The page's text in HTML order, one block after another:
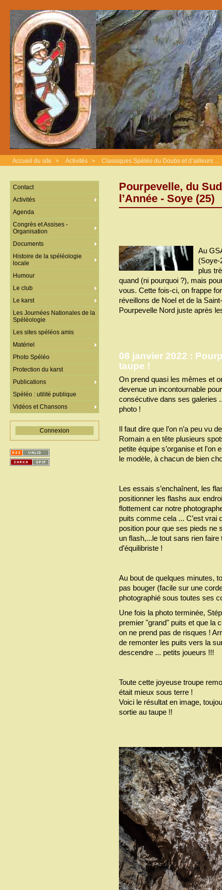
Accueil du site > Activités > Classiques Spéléo du Doubs et d’ailleurs ...
Pourpevelle, du
l’Année - Soye (25)
Au
(Soye-
plus
quand (ni pourquoi ?), mais
vous. Cette fois-ci, on frappe
réveillons de Noel et de la
Pourpevelle Nord juste après
08 janvier 2022 :
taupe !
On prend quasi les mêmes et
devenue un incontournable
consécutive dans ses galeries
photo !
Il faut dire que l’on n’a peu vu
Romain a en tête plusieurs
petite équipe s’organise et
le modèle, à chacun de bien
Les essais s’enchaînent, les
positionner les flashs aux
flottement car notre
puits comme cela ... C’est vrai
position pour que ses pieds ne
un flash,...le tout sans rien
d’équilibriste !
Au bout de quelques minutes,
pas bouger (facile sur une
photographié sous toutes ses
Une fois la photo terminée,
premier "grand" puits et que la
on ne prend pas de risques !
de remonter les puits vers la
descendre ... petits joueurs !!!
Toute cette joyeuse troupe
était mieux sous terre !
Voici le résultat en image,
sortie au taupe !!
Contact
Activités
Agenda
Congrès et Assises -
Organisation
Documents
Histoire de la spéléologie
locale
Humour
Le club
Le karst
Les Journées Nationales de la
Spéléologie
Les sites spéléos amis
Matériel
Photo Spéléo
Protection du karst
Publications
Spéléo : utilité publique
Vidéos et Chansons
Connexion